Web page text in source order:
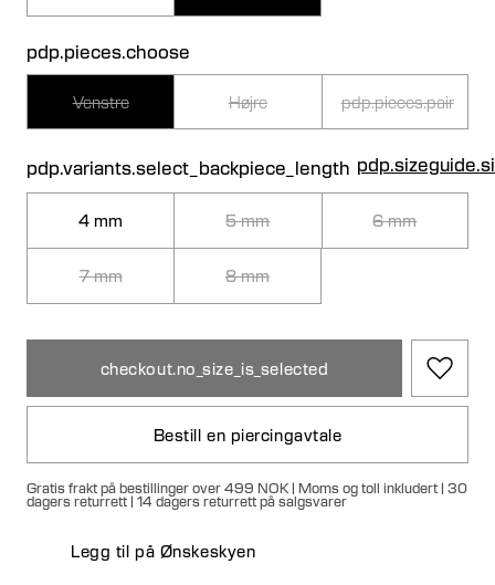
pdp.pieces.choose
Venstre Højre pdp.pieces.pair
pdp.variants.select_backpiece_length
4 mm 5 mm 6 mm
7 mm 8 mm
checkout.no_size_is_selected
Bestill en piercingavtale
Gratis frakt på bestillinger over 499 NOK | Moms og toll inkludert | 30
dagers returrett | 14 dagers returrett på salgsvarer
Legg til på Ønskeskyen